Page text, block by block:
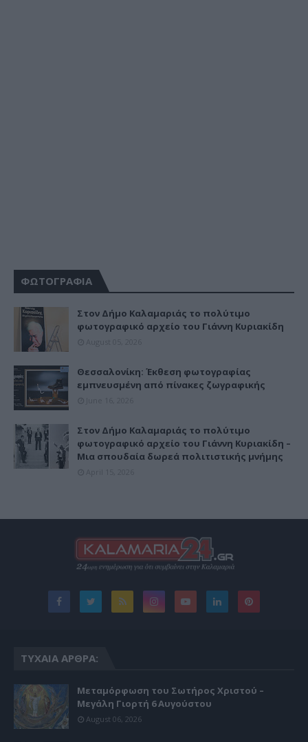
ΦΩΤΟΓΡΑΦΙΑ
Στον Δήμο Καλαμαριάς το πολύτιμο
φωτογραφικό αρχείο του Γιάννη Κυριακίδη
Θεσσαλονίκη: Έκθεση φωτογραφίας
εμπνευσμένη από πίνακες ζωγραφικής
Στον Δήμο Καλαμαριάς το πολύτιμο
φωτογραφικό αρχείο του Γιάννη Κυριακίδη –
Μια σπουδαία δωρεά πολιτιστικής μνήμης
ΤΥΧΑΊΑ ΆΡΘΡΑ:
Μεταμόρφωση του Σωτήρος Χριστού –
Μεγάλη Γιορτή 6 Αυγούστου
August 06, 2026